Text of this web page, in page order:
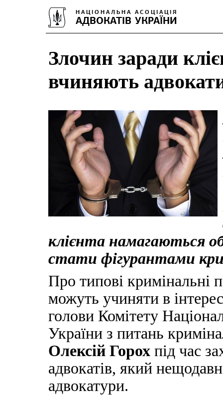
Злочин заради
вчиняють
клієнта намагаються
стати фігурантами
Про типові кримінальні
можуть учиняти в
голови Комітету
України з питань
Олексій Горох під час
адвокатів, який
адвокатури.